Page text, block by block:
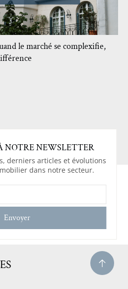
le marché se complexifie,
NOTRE NEWSLETTER
derniers articles et évolutions
dans notre secteur.